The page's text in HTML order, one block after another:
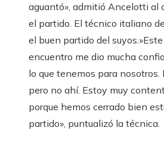
aguantó», admitió Ancelotti al
el partido. El técnico italiano
el buen partido del
encuentro me dio mucha
lo que tenemos para nosotros.
pero no ahí. Estoy muy
porque hemos cerrado bien
partido», puntualizó la técnica.